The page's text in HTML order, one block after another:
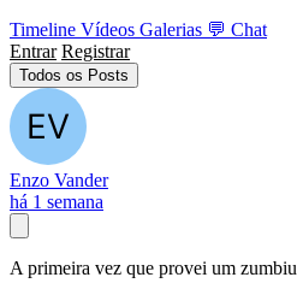
Timeline Vídeos Galerias 💬 Chat
Entrar Registrar
Todos os Posts
Enzo Vander
há 1 semana
A primeira vez que provei um zumbiu